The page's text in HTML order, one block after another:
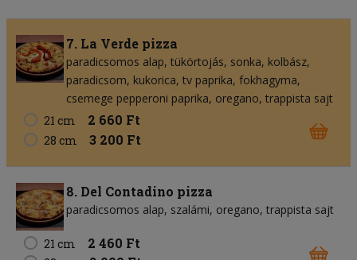
7. La Verde pizza
paradicsomos alap tükörtojás sonka kolbász
paradicsom kukorica tv paprika fokhagyma
csemege pepperoni paprika oregano trappista sajt
21 cm
2 660 Ft
28 cm 3 200 Ft
8. Del Contadino pizza
paradicsomos alap szalámi oregano trappista sajt
21 cm 2 460 Ft